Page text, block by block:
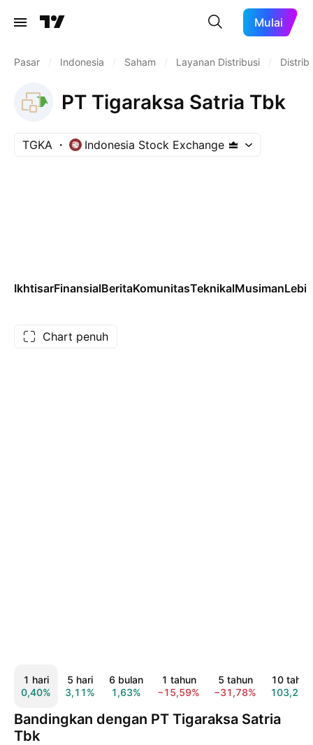
Mulai
Pasar Indonesia Saham Layanan Distribusi
PT Tigaraksa Satria Tbk
TGKA Indonesia Stock Exchange
IkhtisarFinansialBeritaKomunitasTeknikalMusiman
Chart penuh
1 hari
0,40%
5 hari
3,11%
6 bulan
1,63%
1 tahun
−15,59%
5 tahun
−31,78%
10 tahun
103,27%
Bandingkan dengan PT Tigaraksa Satria
Tbk